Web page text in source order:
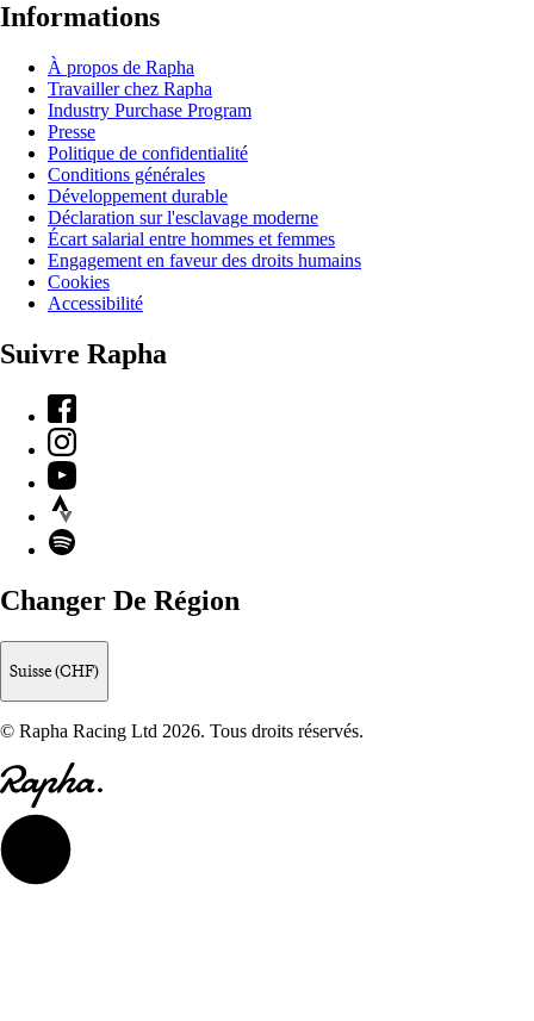
Informations
À propos de Rapha
Travailler chez Rapha
Industry Purchase Program
Presse
Politique de confidentialité
Conditions générales
Développement durable
Déclaration sur l'esclavage moderne
Écart salarial entre hommes et femmes
Engagement en faveur des droits humains
Cookies
Accessibilité
Suivre Rapha
Facebook
Instagram
YouTube
Strava
Spotify
Changer De Région
Suisse (CHF)
© Rapha Racing Ltd 2026. Tous droits réservés.